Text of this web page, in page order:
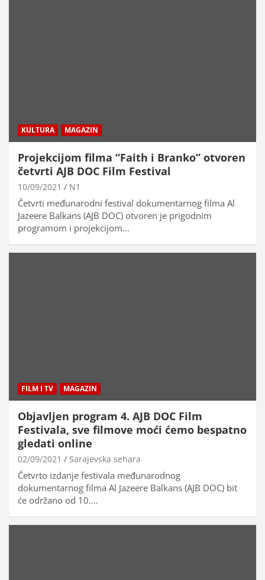
KULTURA MAGAZIN
Projekcijom filma “Faith i Branko” otvoren
četvrti AJB DOC Film Festival
10/09/2021 N1
Četvrti međunarodni festival dokumentarnog filma Al
Jazeere Balkans (AJB DOC) otvoren je prigodnim
programom i projekcijom…
FILM I TV MAGAZIN
Objavljen program 4. AJB DOC Film
Festivala, sve filmove moći ćemo bespatno
gledati online
02/09/2021 Sarajevska sehara
Četvrto izdanje festivala međunarodnog
dokumentarnog filma Al Jazeere Balkans (AJB DOC) bit
će održano od 10.…